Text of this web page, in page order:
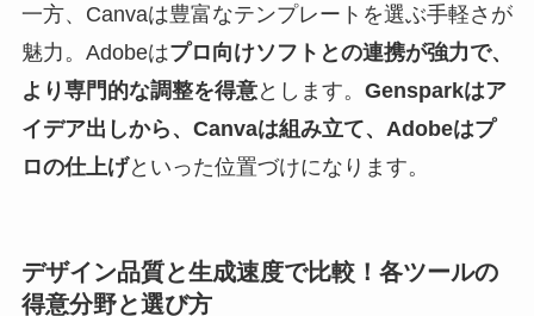
一方、Canvaは豊富なテンプレートを選ぶ手軽さが
魅力。Adobeはプロ向けソフトとの連携が強力で、
より専門的な調整を得意とします。 Gensparkはア
イデア出しから、Canvaは組み立て、Adobeはプ
ロの仕上げといった位置づけになります。
デザイン品質と生成速度で比較！各ツールの
得意分野と選び方